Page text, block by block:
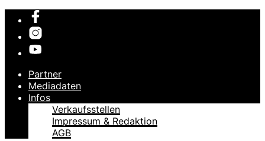
Partner
Mediadaten
Infos
Verkaufsstellen
Impressum & Redaktion
AGB